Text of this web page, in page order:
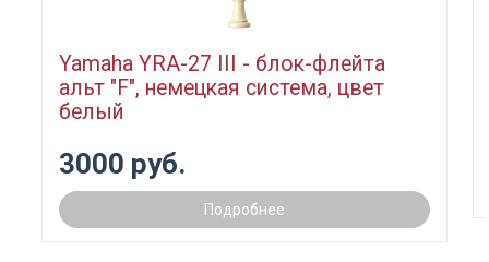
Yamaha YRA-27 III - блок-флейта
альт "F", немецкая система, цвет
белый
3000 руб.
Подробнее